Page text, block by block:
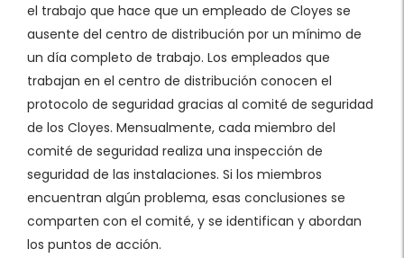
el trabajo que hace que un empleado de Cloyes se
ausente del centro de distribución por un mínimo de
un día completo de trabajo. Los empleados que
trabajan en el centro de distribución conocen el
protocolo de seguridad gracias al comité de seguridad
de los Cloyes. Mensualmente, cada miembro del
comité de seguridad realiza una inspección de
seguridad de las instalaciones. Si los miembros
encuentran algún problema, esas conclusiones se
comparten con el comité, y se identifican y abordan
los puntos de acción.